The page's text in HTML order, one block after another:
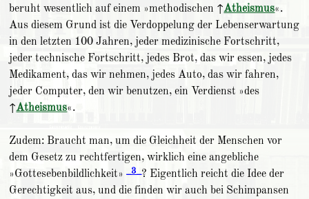
beruht wesentlich auf einem »methodischen ↑Atheismus«.
Aus diesem Grund ist die Verdoppelung der Lebenserwartung
in den letzten 100 Jahren, jeder medizinische Fortschritt,
jeder technische Fortschritt, jedes Brot, das wir essen, jedes
Medikament, das wir nehmen, jedes Auto, das wir fahren,
jeder Computer, den wir benutzen, ein Verdienst »des
↑Atheismus«.
Zudem: Braucht man, um die Gleichheit der Menschen vor
dem Gesetz zu rechtfertigen, wirklich eine angebliche
»Gottesebenbildlichkeit»
_3_ ? Eigentlich reicht die Idee der
Gerechtigkeit aus, und die finden wir auch bei Schimpansen